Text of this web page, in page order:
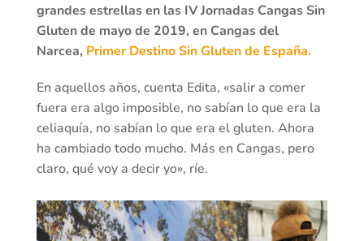
grandes estrellas en las IV Jornadas Cangas Sin
Gluten de mayo de 2019, en Cangas del
Narcea, Primer Destino Sin Gluten de España.
En aquellos años, cuenta Edita, «salir a comer
fuera era algo imposible, no sabían lo que era la
celiaquía, no sabían lo que era el gluten. Ahora
ha cambiado todo mucho. Más en Cangas, pero
claro, qué voy a decir yo», ríe.